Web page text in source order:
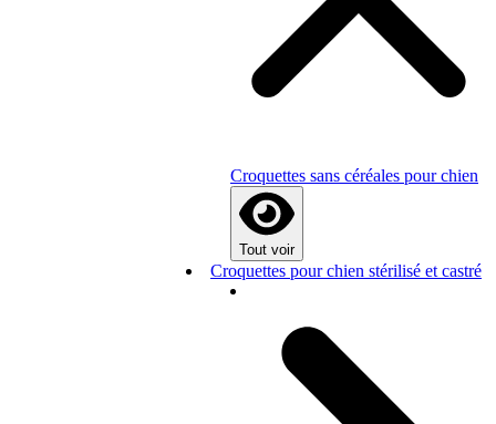
Croquettes sans céréales pour chien
Tout voir
Croquettes pour chien stérilisé et castré